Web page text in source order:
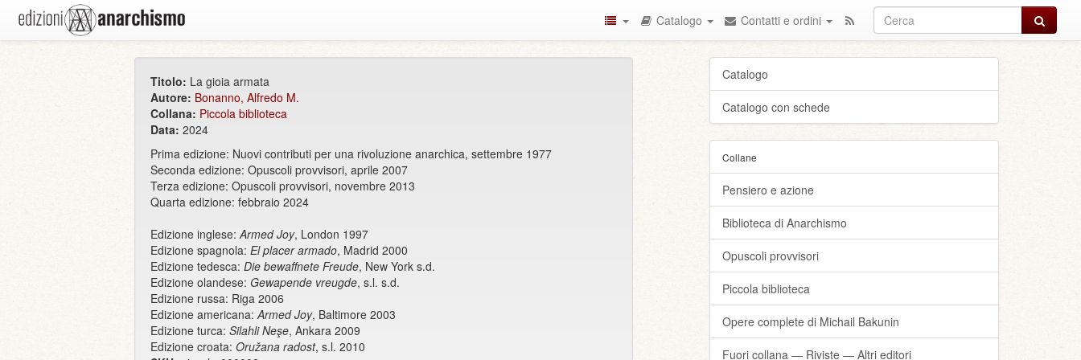
Cerca
Catalogo Contatti e ordini
Titolo: La gioia armata
Autore: Bonanno, Alfredo M.
Collana: Piccola biblioteca
Data: 2024
Prima edizione: Nuovi contributi per una rivoluzione anarchica, settembre 1977
Seconda edizione: Opuscoli provvisori, aprile 2007
Terza edizione: Opuscoli provvisori, novembre 2013
Quarta edizione: febbraio 2024
Edizione inglese:Armed Joy, London 1997
Edizione spagnola: El placer armado, Madrid 2000
Edizione tedesca: Die bewaffnete Freude, New York s.d.
Edizione olandese: Gewapende vreugde, s.l. s.d.
Edizione russa: Riga 2006
Edizione americana:Armed Joy, Baltimore 2003
Edizione turca: Silahli Neşe, Ankara 2009
Edizione croata: Oružana radost, s.l. 2010
Catalogo
Catalogo con schede
Collane
Pensiero e azione
Biblioteca di Anarchismo
Opuscoli provvisori
Piccola biblioteca
Opere complete di Michail Bakunin
Fuori collana — Riviste — Altri editori